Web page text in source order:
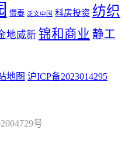
憬泰 泛文中国 科房投资 纺织
地威新 锦和商业 静工
地图 沪ICP备2023014295
号